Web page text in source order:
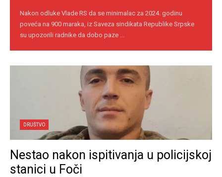
Nakon odluke Vlade RS da se minimalac za 2024. godinu
poveća na 900 maraka, iz Saveza sindikata Republike Srpske
su upozorili radnike da dobo paze ...
DRUŠTVO
Nestao nakon ispitivanja u policijskoj
stanici u Foči